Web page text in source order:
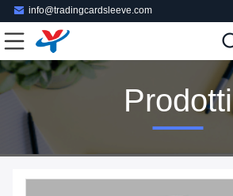
info@tradingcardsleeve.com
Prodotti